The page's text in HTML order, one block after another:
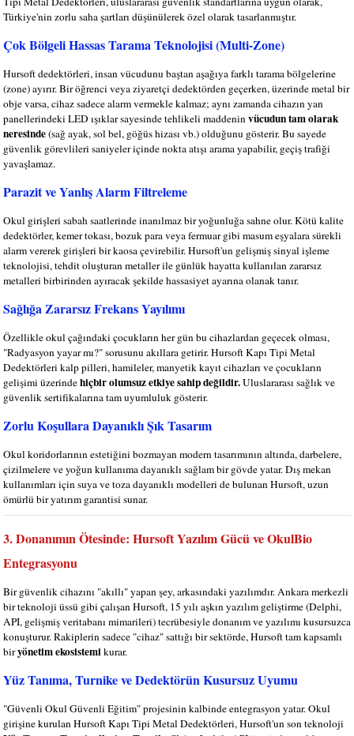
Türkiye'nin zorlu saha şartları düşünülerek özel olarak tasarlanmıştır.
Çok Bölgeli Hassas Tarama Teknolojisi (Multi-Zone)
Hursoft dedektörleri, insan vücudunu baştan aşağıya farklı tarama bölgelerine
(zone) ayırır. Bir öğrenci veya ziyaretçi dedektörden geçerken, üzerinde metal bir
obje varsa, cihaz sadece alarm vermekle kalmaz; aynı zamanda cihazın yan
panellerindeki LED ışıklar sayesinde tehlikeli maddeninvücudun tam olarak
neresinde(sağ ayak, sol bel, göğüs hizası vb.) olduğunu gösterir. Bu sayede
güvenlik görevlileri saniyeler içinde nokta atışı arama yapabilir, geçiş trafiği
yavaşlamaz.
Parazit ve Yanlış Alarm Filtreleme
Okul girişleri sabah saatlerinde inanılmaz bir yoğunluğa sahne olur. Kötü kalite
dedektörler, kemer tokası, bozuk para veya fermuar gibi masum eşyalara sürekli
alarm vererek girişleri bir kaosa çevirebilir. Hursoft'un gelişmiş sinyal işleme
teknolojisi, tehdit oluşturan metaller ile günlük hayatta kullanılan zararsız
metalleri birbirinden ayıracak şekilde hassasiyet ayarına olanak tanır.
Sağlığa Zararsız Frekans Yayılımı
Özellikle okul çağındaki çocukların her gün bu cihazlardan geçecek olması,
"Radyasyon yayar mı?" sorusunu akıllara getirir. Hursoft Kapı Tipi Metal
Dedektörleri kalp pilleri, hamileler, manyetik kayıt cihazları ve çocukların
gelişimi üzerindehiçbir olumsuz etkiye sahip değildir.Uluslararası sağlık ve
güvenlik sertifikalarına tam uyumluluk gösterir.
Zorlu Koşullara Dayanıklı Şık Tasarım
Okul koridorlarının estetiğini bozmayan modern tasarımının altında, darbelere,
çizilmelere ve yoğun kullanıma dayanıklı sağlam bir gövde yatar. Dış mekan
kullanımları için suya ve toza dayanıklı modelleri de bulunan Hursoft, uzun
ömürlü bir yatırım garantisi sunar.
3. Donanımın Ötesinde: Hursoft Yazılım Gücü ve OkulBio
Entegrasyonu
Bir güvenlik cihazını "akıllı" yapan şey, arkasındaki yazılımdır. Ankara merkezli
bir teknoloji üssü gibi çalışan Hursoft, 15 yılı aşkın yazılım geliştirme (Delphi,
API, gelişmiş veritabanı mimarileri) tecrübesiyle donanım ve yazılımı kusursuzca
konuşturur. Rakiplerin sadece "cihaz" sattığı bir sektörde, Hursoft tam kapsamlı
biryönetim ekosistemikurar.
Yüz Tanıma, Turnike ve Dedektörün Kusursuz Uyumu
"Güvenli Okul Güvenli Eğitim" projesinin kalbinde entegrasyon yatar. Okul
girişine kurulan Hursoft Kapı Tipi Metal Dedektörleri, Hursoft'un son teknoloji